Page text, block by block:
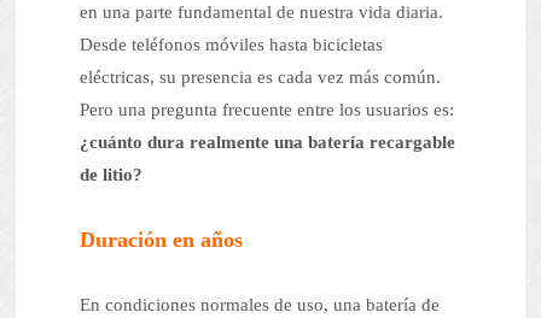
en una parte fundamental de nuestra vida diaria.
Desde teléfonos móviles hasta bicicletas
eléctricas, su presencia es cada vez más común.
Pero una pregunta frecuente entre los usuarios es:
¿cuánto dura realmente una batería recargable
de litio?
Duración en años
En condiciones normales de uso, una batería de